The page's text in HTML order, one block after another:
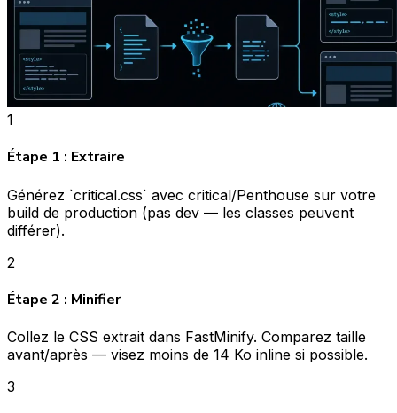
1
Étape 1 : Extraire
Générez `critical.css` avec critical/Penthouse sur votre
build de production (pas dev — les classes peuvent
différer).
2
Étape 2 : Minifier
Collez le CSS extrait dans FastMinify. Comparez taille
avant/après — visez moins de 14 Ko inline si possible.
3